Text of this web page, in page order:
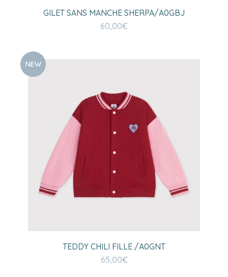
GILET SANS MANCHE SHERPA/A0GBJ
60,00€
TEDDY CHILI FILLE /A0GNT
65,00€
NEW